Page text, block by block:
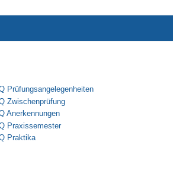
Prüfungsangelegenheiten
Zwischenprüfung
Anerkennungen
Praxissemester
Praktika